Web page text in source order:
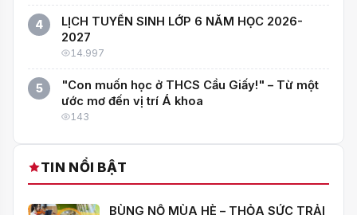
4
LỊCH TUYỂN SINH LỚP 6 NĂM HỌC 2026-
2027
14.997
5
"Con muốn học ở THCS Cầu Giấy!" – Từ một
ước mơ đến vị trí Á khoa
143
TIN NỔI BẬT
BÙNG NỔ MÙA HÈ – THỎA SỨC TRẢI